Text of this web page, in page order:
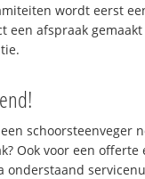
wordt eerst
een afspraak gemaakt
schoorsteenveger
Ook voor een
onderstaand